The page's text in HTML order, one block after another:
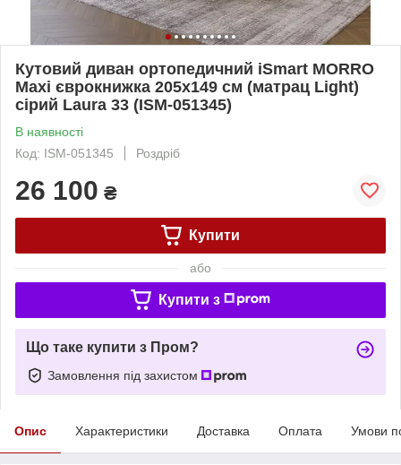
Кутовий диван ортопедичний iSmart MORRO
Maxi єврокнижка 205x149 см (матрац Light)
сірий Laura 33 (ISM-051345)
В наявності
Код: ISM-051345
Роздріб
26 100 ₴
Купити
або
Купити з
Що таке купити з Пром?
Замовлення під захистом
Опис Характеристики Доставка Оплата Умови